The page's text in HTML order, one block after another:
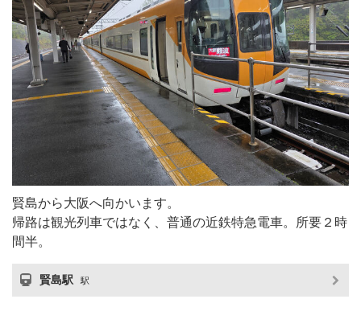
賢島から大阪へ向かいます。
帰路は観光列車ではなく、普通の近鉄特急電車。所要２時
間半。
賢島駅 駅